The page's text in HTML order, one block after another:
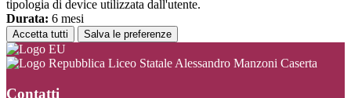
tipologia di device utilizzata dall'utente.
Durata: 6 mesi
Accetta tutti Salva le preferenze
Liceo Statale Alessandro Manzoni Caserta
Contatti